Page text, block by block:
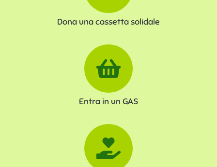
Dona una cassetta solidale
Entra in un GAS